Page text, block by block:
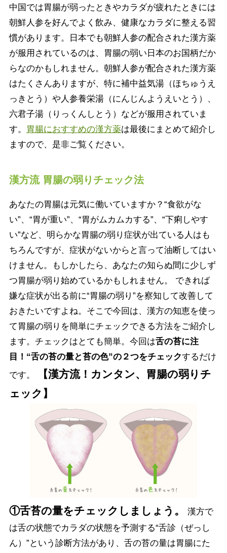
中国では胃腸が弱ったときやカラダが疲れたときには
朝鮮人参を好んでよく飲み、健康なカラダに整える習
慣があります。日本でも朝鮮人参の配合された漢方薬
が服用されているのは、胃腸の弱い日本のお国柄だか
らなのかもしれません。朝鮮人参が配合された漢方薬
はたくさんありますが、特に補中益気湯（ほちゅうえ
っきとう）や人参養栄湯（にんじんようえいとう）、
六君子湯（りっくんしとう）などが服用されていま
す。
胃腸におすすめの漢方薬は最後にまとめて紹介し
ますので、是非ご覧ください。
漢方流 胃腸の弱りチェック法
あなたの胃腸は元気に働いていますか？“食欲がな
い”、“胃が重い”、“胃がムカムカする”、“下痢しやす
い”など、明らかな胃腸の弱り症状が出ている人はも
ちろんですが、症状がないからと言って油断してはい
けません。もしかしたら、あなたの知らぬ間に少しず
つ胃腸が弱り始めているかもしれません。 できれば
嫌な症状が出る前に“胃腸の弱り”を察知して改善して
おきたいですよね。そこで今回は、漢方の知恵を使っ
て胃腸の弱りを簡単にチェックできる方法をご紹介し
ます。チェックはとても簡単。今回は舌の苔に注
目！“舌の苔の量と苔の色”の２つをチェックするだけ
です。
【漢方流！カンタン、胃腸の弱りチ
ェック】
①舌苔の量をチェックしましょう。
漢方で
は舌の状態でカラダの状態を予測する“舌診（ぜっし
ん）”という診断方法があり、舌の苔の量は胃腸にた